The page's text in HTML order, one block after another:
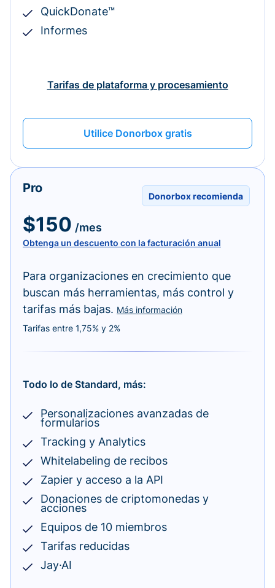
QuickDonate™
Informes
Tarifas de plataforma y procesamiento
Utilice Donorbox gratis
Donorbox recomienda
Pro
$150 /mes
Obtenga un descuento con la facturación anual
Para organizaciones en crecimiento que
buscan más herramientas, más control y
tarifas más bajas. Más información
Tarifas entre 1,75% y 2%
Todo lo de Standard, más:
Personalizaciones avanzadas de
formularios
Tracking y Analytics
Whitelabeling de recibos
Zapier y acceso a la API
Donaciones de criptomonedas y
acciones
Equipos de 10 miembros
Tarifas reducidas
Jay·AI